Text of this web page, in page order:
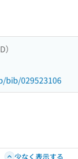
bib/029523106
少なく表示する